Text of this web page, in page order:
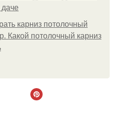
карниз потолочный
Какой потолочный карниз